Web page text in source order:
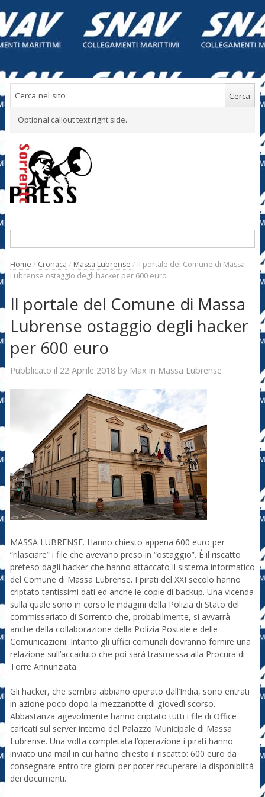
Optional callout text right side.
Home / Cronaca / Massa Lubrense / Il portale del Comune di Massa
Lubrense ostaggio degli hacker per 600 euro
Il portale del Comune di Massa
Lubrense ostaggio degli hacker
per 600 euro
Pubblicato il 22 Aprile 2018by Max in Massa Lubrense
MASSA LUBRENSE. Hanno chiesto appena 600 euro per
“rilasciare” i file che avevano preso in “ostaggio”. È il riscatto
preteso dagli hacker che hanno attaccato il sistema informatico
del Comune di Massa Lubrense. I pirati del XXI secolo hanno
criptato tantissimi dati ed anche le copie di backup. Una vicenda
sulla quale sono in corso le indagini della Polizia di Stato del
commissariato di Sorrento che, probabilmente, si avvarrà
anche della collaborazione della Polizia Postale e delle
Comunicazioni. Intanto gli uffici comunali dovranno fornire una
relazione sull’accaduto che poi sarà trasmessa alla Procura di
Torre Annunziata.
Gli hacker, che sembra abbiano operato dall’India, sono entrati
in azione poco dopo la mezzanotte di giovedì scorso.
Abbastanza agevolmente hanno criptato tutti i file di Office
caricati sul server interno del Palazzo Municipale di Massa
Lubrense. Una volta completata l’operazione i pirati hanno
inviato una mail in cui hanno chiesto il riscatto: 600 euro da
consegnare entro tre giorni per poter recuperare la disponibilità
dei documenti.